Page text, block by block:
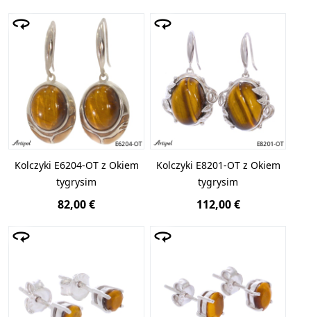
Kolczyki E6204-OT z Okiem
tygrysim
82,00 €
Kolczyki E8201-OT z Okiem
tygrysim
112,00 €